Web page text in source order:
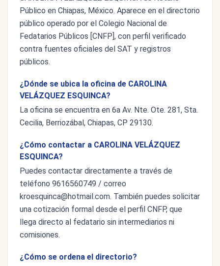
Público en Chiapas, México. Aparece en el directorio
público operado por el Colegio Nacional de
Fedatarios Públicos [CNFP], con perfil verificado
contra fuentes oficiales del SAT y registros
públicos.
¿Dónde se ubica la oficina de CAROLINA
VELÁZQUEZ ESQUINCA?
La oficina se encuentra en 6a Av. Nte. Ote. 281, Sta.
Cecilia, Berriozábal, Chiapas, CP 29130.
¿Cómo contactar a CAROLINA VELÁZQUEZ
ESQUINCA?
Puedes contactar directamente a través de
teléfono 9616560749 / correo
kroesquinca@hotmail.com. También puedes solicitar
una cotización formal desde el perfil CNFP, que
llega directo al fedatario sin intermediarios ni
comisiones.
¿Cómo se ordena el directorio?